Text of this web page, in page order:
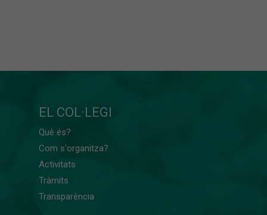
EL COL·LEGI
Què és?
Com s'organitza?
Activitats
Tràmits
Transparència